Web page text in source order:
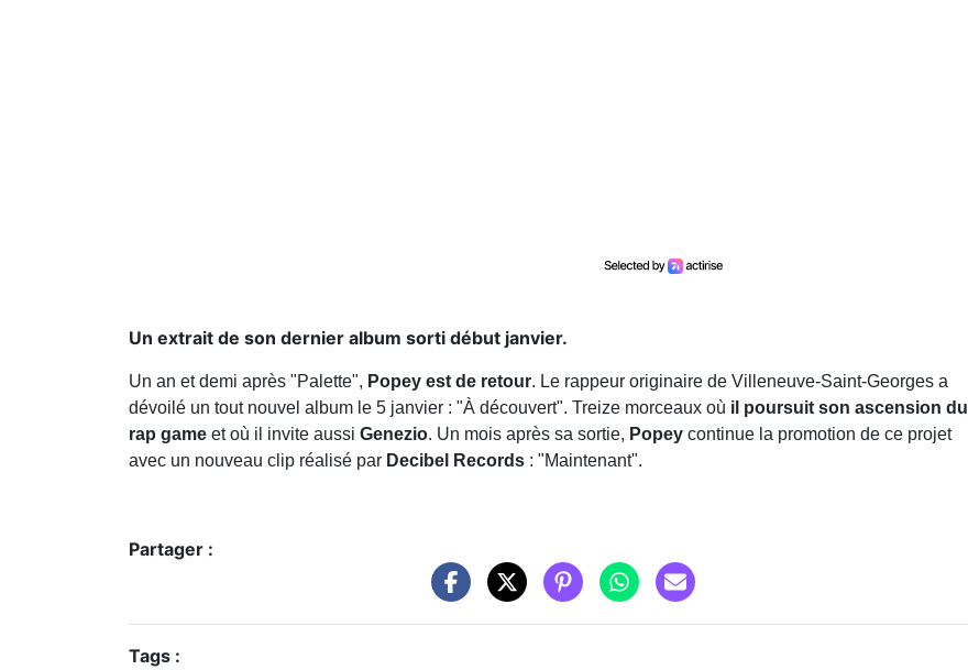
Un extrait de son dernier album sorti début janvier.
Un an et demi après "Palette", Popey est de retour. Le rappeur originaire de Villeneuve-Saint-Georges a
dévoilé un tout nouvel album le 5 janvier : "À découvert". Treize morceaux où il poursuit son ascension du
rap game et où il invite aussi Genezio. Un mois après sa sortie, Popey continue la promotion de ce projet
avec un nouveau clip réalisé par Decibel Records : "Maintenant".
Partager :
Tags :